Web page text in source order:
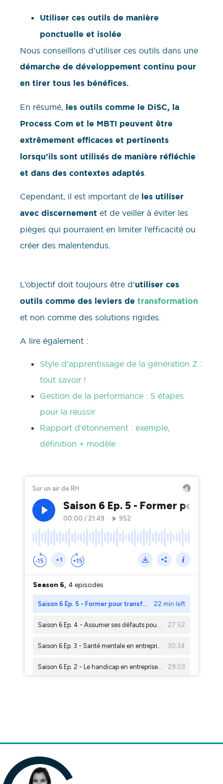
Utiliser ces outils de manière
ponctuelle et isolée
Nous conseillons d’utiliser ces outils dans une
démarche de développement continu pour
en tirer tous les bénéfices.
En résumé, les outils comme le DiSC, la
Process Com et le MBTI peuvent être
extrêmement efficaces et pertinents
lorsqu’ils sont utilisés de manière réfléchie
et dans des contextes adaptés
Cependant, il est important de les utiliser
avec discernement et de veiller à éviter les
pièges qui pourraient en limiter l’efficacité ou
créer des malentendus.
L’objectif doit toujours être d’utiliser ces
outils comme des leviers de transformation
et non comme des solutions rigides.
A lire également :
Style d’apprentissage de la génération Z :
tout savoir !
Gestion de la performance : 5 étapes
pour la réussir
Rapport d’étonnement : exemple,
définition + modèle